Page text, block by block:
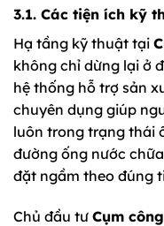
3.1. Các tiện ích kỹ
Hạ tầng kỹ thuật tại
không chỉ dừng lại ở
hệ thống hỗ trợ sản
chuyên dụng giúp
luôn trong trạng thái
đường ống nước
đặt ngầm theo đúng
Chủ đầu tư Cụm